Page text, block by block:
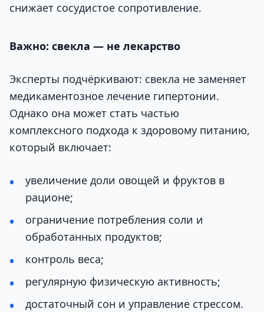
снижает сосудистое сопротивление.
Важно: свекла — не лекарство
Эксперты подчёркивают: свекла не заменяет
медикаментозное лечение гипертонии.
Однако она может стать частью
комплексного подхода к здоровому питанию,
который включает:
увеличение доли овощей и фруктов в
рационе;
ограничение потребления соли и
обработанных продуктов;
контроль веса;
регулярную физическую активность;
достаточный сон и управление стрессом.